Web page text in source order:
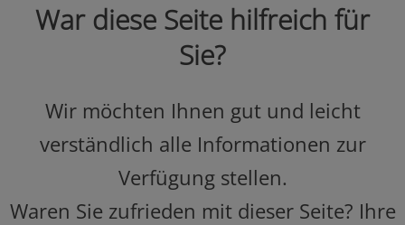
War diese Seite hilfreich für
Sie?
Wir möchten Ihnen gut und leicht
verständlich alle Informationen zur
Verfügung stellen.
Waren Sie zufrieden mit dieser Seite? Ihre